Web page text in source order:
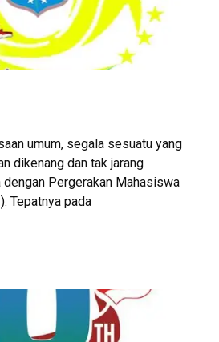
umum, segala sesuatu yang
dikenang dan tak jarang
Pergerakan Mahasiswa
Tepatnya pada